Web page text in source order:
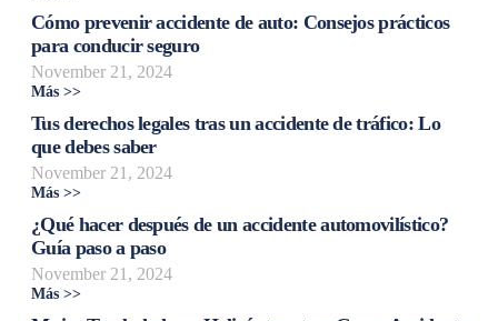
Cómo prevenir accidente de auto: Consejos prácticos
para conducir seguro
November 21, 2024
Más >>
Tus derechos legales tras un accidente de tráfico: Lo
que debes saber
November 21, 2024
Más >>
¿Qué hacer después de un accidente automovilístico?
Guía paso a paso
November 21, 2024
Más >>